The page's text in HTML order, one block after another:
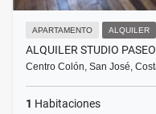
APARTAMENTO ALQUILER
ALQUILER STUDIO
Centro Colón, San José,
1 Habitaciones